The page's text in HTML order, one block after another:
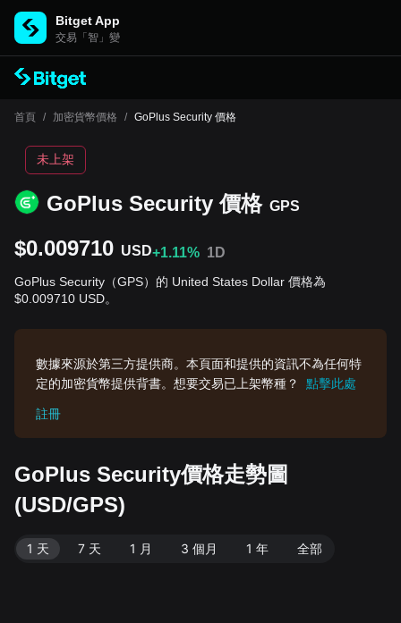
Bitget App
交易「智」變
首頁 / 加密貨幣價格 / GoPlus Security 價格
GoPlus Security 價格 GPS
未上架
$0.009710 USD+1.11% 1D
GoPlus Security（GPS）的 United States Dollar 價格為
$0.009710 USD。
數據來源於第三方提供商。本頁面和提供的資訊不為任何特
定的加密貨幣提供背書。想要交易已上架幣種？
點擊此處
註冊
GoPlus Security價格走勢圖
(USD/GPS)
1 天 7 天 1 月 3 個月 1 年 全部